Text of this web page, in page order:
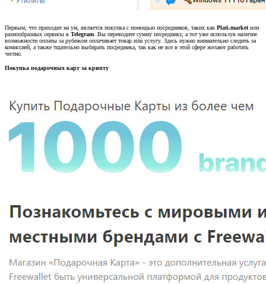
Первым, что приходит на ум, является покупка с помощью посредников, таких как Plati.market или
разнообразных сервисы в Telegram . Вы переводите сумму посреднику, а тот уже используя наличие
возможности оплаты за рубежом оплачивает товар или услугу. Здесь нужно внимательно следить за
комиссией, а также тщательно выбирать посредника, так как не все в этой сфере желают работать
честно.
Покупка подарочных карт за крипту​